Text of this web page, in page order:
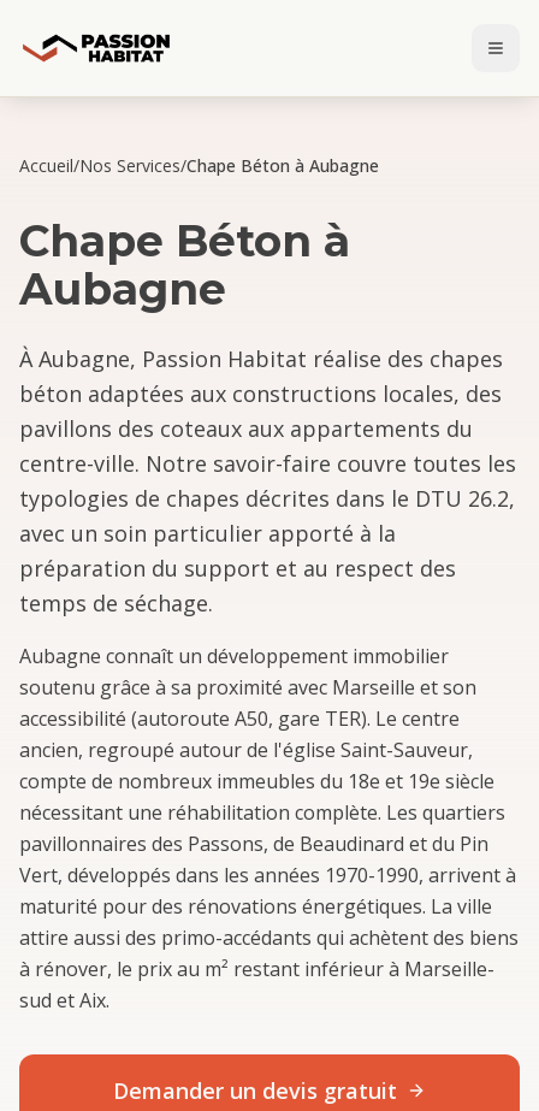
Accueil/Nos Services/Chape Béton à Aubagne
Chape Béton à
Aubagne
À Aubagne, Passion Habitat réalise des chapes
béton adaptées aux constructions locales, des
pavillons des coteaux aux appartements du
centre-ville. Notre savoir-faire couvre toutes les
typologies de chapes décrites dans le DTU 26.2,
avec un soin particulier apporté à la
préparation du support et au respect des
temps de séchage.
Aubagne connaît un développement immobilier
soutenu grâce à sa proximité avec Marseille et son
accessibilité (autoroute A50, gare TER). Le centre
ancien, regroupé autour de l'église Saint-Sauveur,
compte de nombreux immeubles du 18e et 19e siècle
nécessitant une réhabilitation complète. Les quartiers
pavillonnaires des Passons, de Beaudinard et du Pin
Vert, développés dans les années 1970-1990, arrivent à
maturité pour des rénovations énergétiques. La ville
attire aussi des primo-accédants qui achètent des biens
à rénover, le prix au m² restant inférieur à Marseille-
sud et Aix.
Demander un devis gratuit